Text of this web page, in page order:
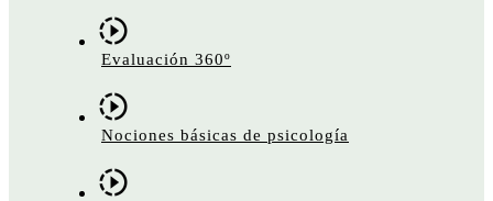
Evaluación 360º
Nociones básicas de psicología